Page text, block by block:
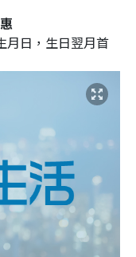
月日，生日翌月首